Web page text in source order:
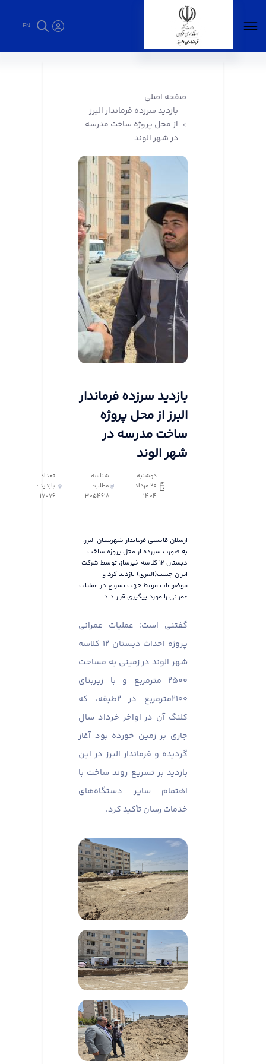
EN
صفحه اصلی
بازدید سرزده فرماندار البرز
از محل پروژه ساخت مدرسه
در شهر الوند
بازدید سرزده فرماندار
البرز از محل پروژه
ساخت مدرسه در
شهر الوند
دوشنبه
20 مرداد
1404
شناسه
مطلب:
3054618
تعداد
بازدید :
17076
ارسلان قاسمی فرماندار شهرستان البرز،
به صورت سرزده از محل پروژه ساخت
دبستان ۱۲ کلاسه خیرساز، توسط شرکت
ایران چسب(الغری) بازدید کرد و
موضوعات مرتبط جهت تسریع در عملیات
عمرانی را مورد پیگیری قرار داد.
گفتنی است؛ عملیات عمرانی
پروژه احداث دبستان ۱۲ کلاسه
شهر الوند در زمینی به مساحت
۲۵۰۰ مترمربع و با زیربنای
۲۱۰۰مترمربع در ۲طبقه، که
کلنگ آن در اواخر خرداد سال
جاری بر زمین خورده بود آغاز
گردیده و فرماندار البرز در این
بازدید بر تسریع روند ساخت با
اهتمام سایر دستگاه‌های
خدمات رسان تأکید کرد.